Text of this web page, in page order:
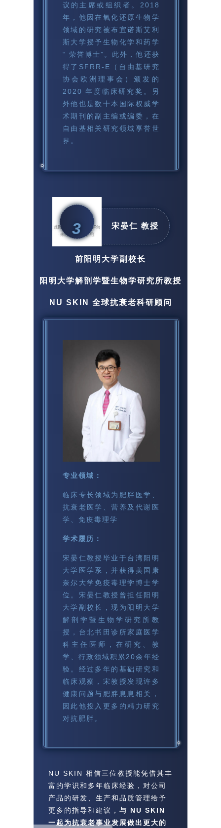
议的主席或组织者。2018
年，他因在氧化还原生物学
领域的研究被布宜诺斯艾利
斯大学授予生物化学和药学
“ 荣誉博士”。此外，他还获
得了SFRR-E（自由基研究
协会欧洲理事会）颁发的
2020 年度临床研究奖。另
外他也是数十本国际权威学
术期刊的副主编或编委，在
自由基相关研究领域享誉世
界。
3 宋晏仁 教授
前阳明大学副校长
阳明大学解剖学暨生物学研究所教授
NU SKIN 全球抗衰老科研顾问
专业领域：
临床专长领域为肥胖医学、
抗衰老医学、营养及代谢医
学、免疫毒理学
学术履历：
宋晏仁教授毕业于台湾阳明
大学医学系，并获得美国康
奈尔大学免疫毒理学博士学
位。宋晏仁教授曾担任阳明
大学副校长，现为阳明大学
解剖学暨生物学研究所教
授，台北书田诊所家庭医学
科主任医师，在研究、教
学、行政领域积累20余年经
验。经过多年的基础研究和
临床观察，宋教授发现许多
健康问题与肥胖息息相关，
因此他投入更多的精力研究
对抗肥胖。
NU SKIN 相信三位教授能凭借其丰
富的学识和多年临床经验，对公司
产品的研发、生产和品质管理给予
更多的指导和建议， 与 NU SKIN
一起为抗衰老事业发展做出更大的